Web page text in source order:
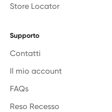
Store Locator
Supporto
Contatti
Il mio account
FAQs
Reso Recesso